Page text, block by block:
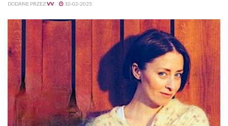
DODANE PRZEZVV 10-02-2025